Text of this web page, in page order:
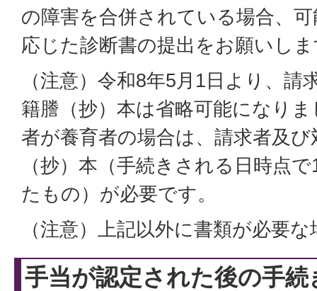
の障害を合併されている場合、
応じた診断書の提出をお願いし
（注意）令和8年5月1日より、請
籍謄（抄）本は省略可能になり
者が養育者の場合は、請求者及
（抄）本（手続きされる日時点
たもの）が必要です。
（注意）上記以外に書類が必要
手当が認定された後の手続